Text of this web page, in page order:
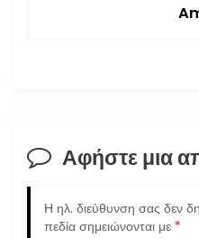
σ
η
Αφήστε μια
Η ηλ. διεύθυνση σας δεν
πεδία σημειώνονται με *